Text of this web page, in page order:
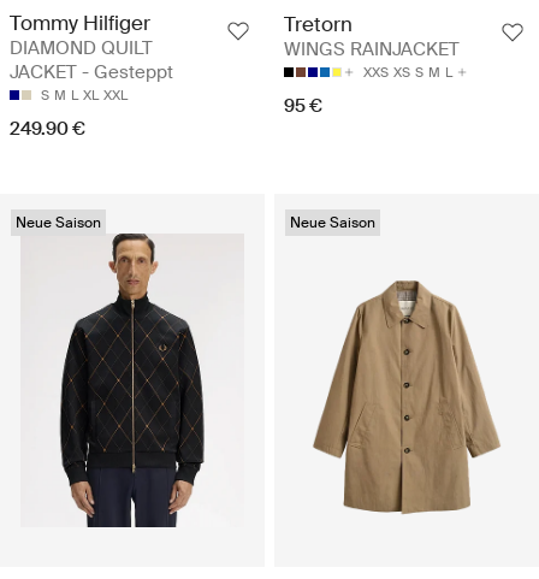
Tommy Hilfiger
DIAMOND QUILT
JACKET - Gesteppt
S M L XL XXL
249.90 €
Tretorn
WINGS RAINJACKET
XXS XS S M L
95 €
Neue Saison Neue Saison